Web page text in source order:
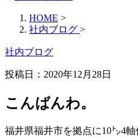
HOME >
社内ブログ >
社内ブログ
投稿日： 2020年12月28日
こんばんわ。
福井県福井市を拠点に10㌧4